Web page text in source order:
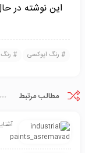
این نوشته در
رنگ اپوکسی
مطالب مرتبط